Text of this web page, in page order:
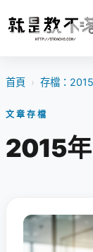
首頁 › 存檔：
文章存檔
2015